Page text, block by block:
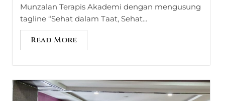
Munzalan Terapis Akademi dengan mengusung
tagline “Sehat dalam Taat, Sehat...
Read More